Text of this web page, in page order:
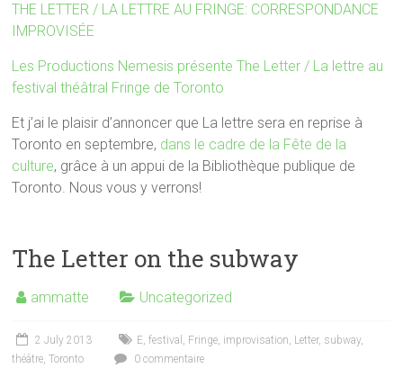
THE LETTER / LA LETTRE AU FRINGE: CORRESPONDANCE
IMPROVISÉE
Les Productions Nemesis présente The Letter / La lettre au
festival théâtral Fringe de Toronto
Et j’ai le plaisir d’annoncer que La lettre sera en reprise à
Toronto en septembre, dans le cadre de la Fête de la
culture, grâce à un appui de la Bibliothèque publique de
Toronto. Nous vous y verrons!
The Letter on the subway
ammatte Uncategorized
2 July 2013 E,festival , Fringe, improvisation, Letter, subway,
théâtre,Toronto 0 commentaire